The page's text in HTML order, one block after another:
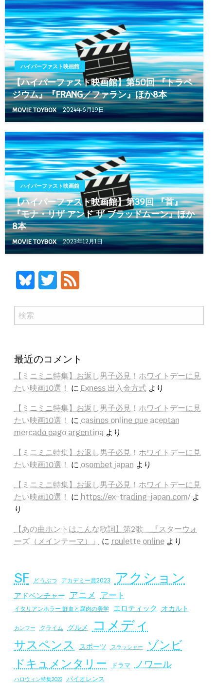
ハイパーファスト映画館
【ハイパーファスト映画館】第50回 『トラペ
ジウム』『FRANG／ファラン』ほか8本
MOVIE TOYBOX 2024年6月19日
ハイパーファスト映画館
【ハイパーファスト映画館】第39回 『首』
『モナ・リザ アンド ザ ブラッドムーン』ほか
8本
MOVIE TOYBOX 2023年12月1日
Bluesky Twitter
検
索
最近のコメント
【ミニミニ特集】お返し男子必見！ホワイトデーに見
たい映画10選！ に Exness 出入金方式より
【ミニミニ特集】お返し男子必見！ホワイトデーに見
たい映画10選！ に casinos online que aceptan
mercado pago argentinaより
【ミニミニ特集】お返し男子必見！ホワイトデーに見
たい映画10選！ に osombet japan より
【ミニミニ特集】お返し男子必見！ホワイトデーに見
たい映画10選！ に https://ex-trading-japan.com/よ
り
【あの曲ホントはこんな歌詞】第2歌 『スターウォ
ーズ（メインテーマ）』
に roulette onlineより
SF どうぶつ アカデミー賞2023 アクション
アドベンチャー アニメ アート
イタリアンホラー 鮮血と腐肉の美学 エロティック オカルト
カンフー クライム グルメ コメディ
サスペンス スポーツ スラッシャー ゾンビ
ドキュメンタリー ドラマ ノワール
ハロウィン特集2022 バイオレンス